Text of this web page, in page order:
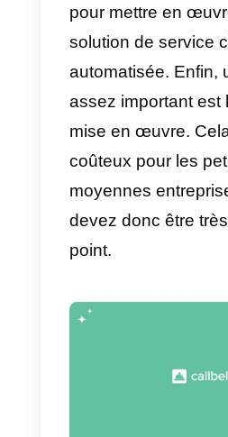
quotidien.
Botmaker